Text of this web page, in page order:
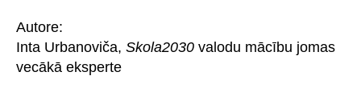
Autore:
Inta Urbanoviča, Skola2030 valodu mācību jomas
vecākā eksperte